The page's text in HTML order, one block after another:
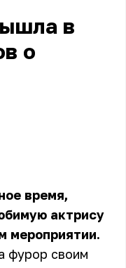
в
о
время,
актрису
мероприятии.
фурор своим